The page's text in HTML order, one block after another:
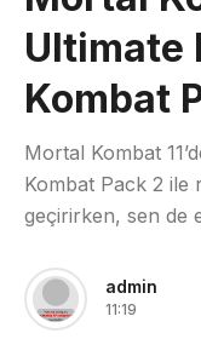
Ultimate
Kombat
Mortal Kombat
Kombat Pack 2 ile
geçirirken, sen de
admin
11:19